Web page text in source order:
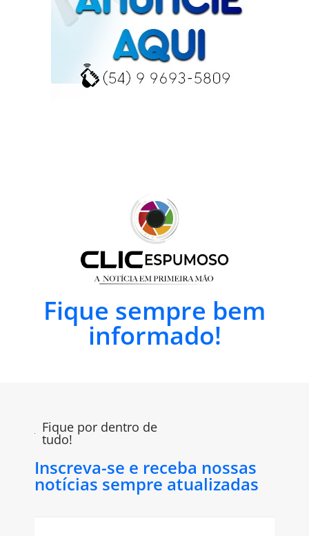
Fique sempre bem
informado!
Fique por dentro de
tudo!
Inscreva-se e receba nossas
notícias sempre atualizadas